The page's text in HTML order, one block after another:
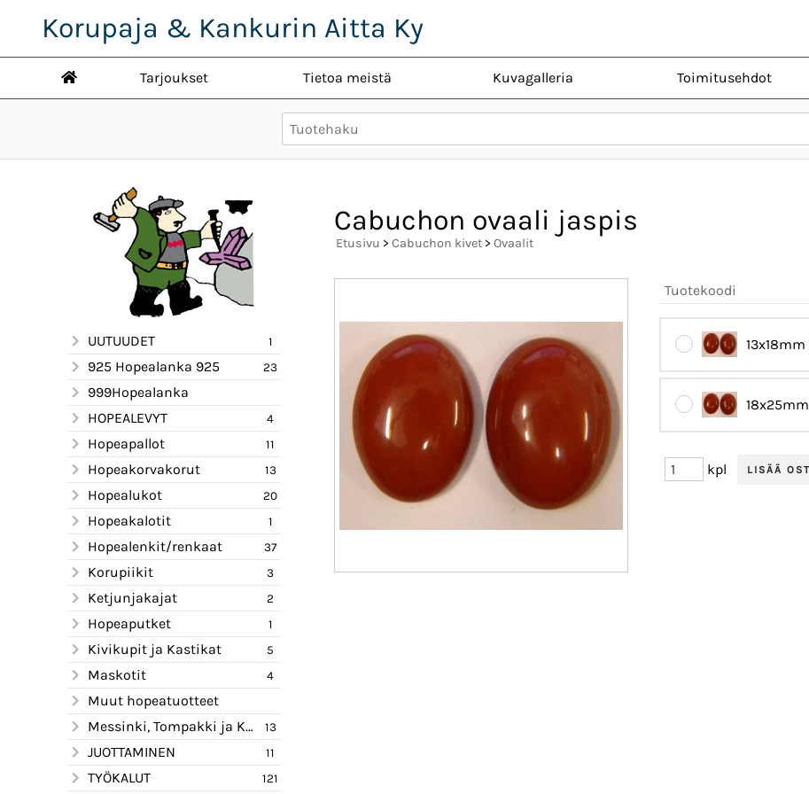
Korupaja & Kankurin Aitta Ky
Tarjoukset Tietoa meistä Kuvagalleria Toimitusehdot
UUTUUDET 1
925 Hopealanka 925 23
999Hopealanka
HOPEALEVYT
4
Hopeapallot 11
Hopeakorvakorut 13
Hopealukot 20
Hopeakalotit 1
Hopealenkit/renkaat 37
Korupiikit 3
Ketjunjakajat 2
Hopeaputket 1
Kivikupit ja Kastikat 5
Maskotit 4
Muut hopeatuotteet
Messinki, Tompakki ja Kupari
13
JUOTTAMINEN 11
TYÖKALUT 121
Cabuchon ovaali jaspis
Etusivu > Cabuchon kivet> Ovaalit
Tuotekoodi
13x18mm
18x25mm
kpl